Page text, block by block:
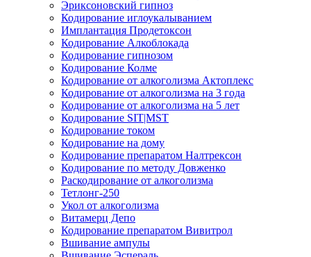
Эриксоновский гипноз
Кодирование иглоукалыванием
Имплантация Продетоксон
Кодирование Алкоблокада
Кодирование гипнозом
Кодирование Колме
Кодирование от алкоголизма Актоплекс
Кодирование от алкоголизма на 3 года
Кодирование от алкоголизма на 5 лет
Кодирование SIT|MST
Кодирование током
Кодирование на дому
Кодирование препаратом Налтрексон
Кодирование по методу Довженко
Раскодирование от алкоголизма
Тетлонг-250
Укол от алкоголизма
Витамерц Депо
Кодирование препаратом Вивитрол
Вшивание ампулы